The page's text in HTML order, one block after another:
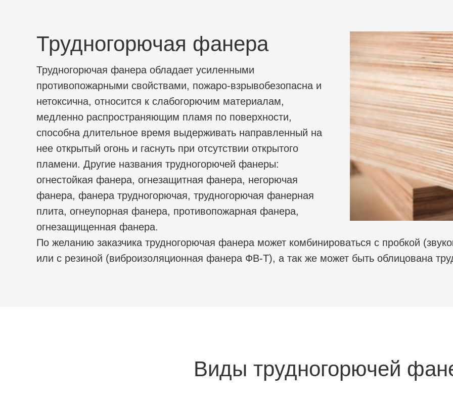
Трудногорючая фанера обладает усиленными
противопожарными свойствами, пожаро-взрывобезопасна и
нетоксична, относится к слабогорючим материалам,
медленно распространяющим пламя по поверхности,
способна длительное время выдерживать направленный на
нее открытый огонь и гаснуть при отсутствии открытого
пламени. Другие названия трудногорючей фанеры:
огнестойкая фанера, огнезащитная фанера, негорючая
фанера, фанера трудногорючая, трудногорючая фанерная
плита, огнеупорная фанера, противопожарная фанера,
огнезащищенная фанера.
Трудногорючая фанера
По желанию заказчика трудногорючая фанера может комбинироваться с пробкой
или с резиной (виброизоляционная фанера ФВ-Т), а так же может быть облицована
Виды трудногорючей